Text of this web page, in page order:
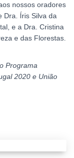
nossos oradores
Dra. Íris Silva da
e a Dra. Cristina
e das Florestas.
Programa
2020 e União